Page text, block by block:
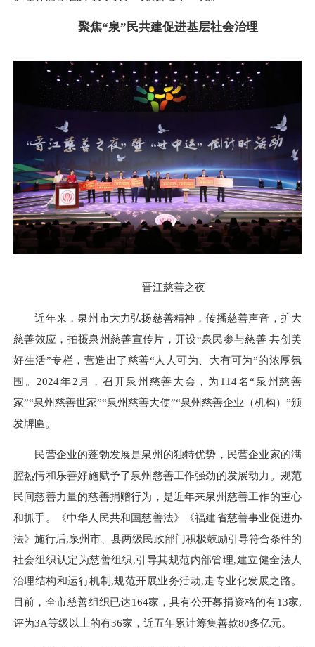
聚焦“泉”民共建促进基层社会治理
晋江慈善之夜
近年来，泉州市大力弘扬慈善精神，传播慈善声音，扩大
慈善效应，拍摄泉州慈善宣传片，开设“泉民参与慈善 共创美
好生活”专栏，营造出了慈善“人人可为、大有可为”的浓厚氛
围。2024年2月，召开泉州慈善大会，为114名“泉州慈善
家”“泉州慈善世家”“泉州慈善大使”“泉州慈善企业（机构）”颁
发牌匾。
民营企业的蓬勃发展是泉州的独特优势，民营企业家的满
腔热情和乐善好施赋予了泉州慈善工作强劲的发展动力。规范
民间慈善力量的慈善捐赠行为，是近年来泉州慈善工作的重心
和抓手。《中华人民共和国慈善法》《福建省慈善事业促进办
法》施行后,泉州市、县两级民政部门积极鼓励引导符合条件的
社会组织认定为慈善组织,引导其规范内部管理,建立健全法人
治理结构和运行机制,规范开展业务活动,走专业化发展之路。
目前，全市慈善组织已达164家，具有公开募捐资格的有13家,
评为3A等级以上的有36家，近五年累计筹集善款80多亿元。